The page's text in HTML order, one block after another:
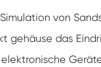
Konstantes Klima
LV124 K-12
Spritzwasser-Test
von
gehäuse das